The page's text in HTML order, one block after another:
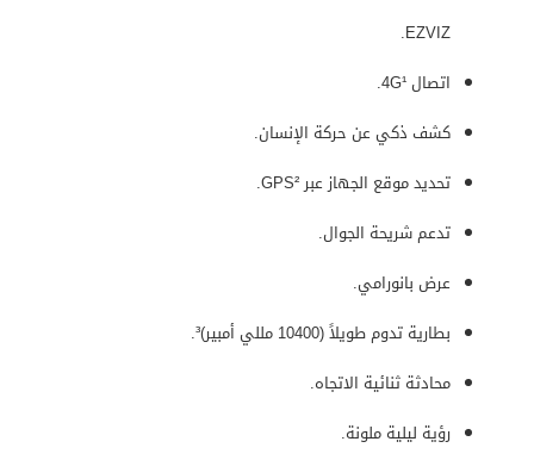
EZVIZ.
اتصال 4G¹.
كشف ذكي عن حركة الإنسان.
تحديد موقع الجهاز عبر GPS².
تدعم شريحة الجوال.
عرض بانورامي.
بطارية تدوم طويلاً (10400 مللي أمبير)³.
محادثة ثنائية الاتجاه.
رؤية ليلية ملونة.